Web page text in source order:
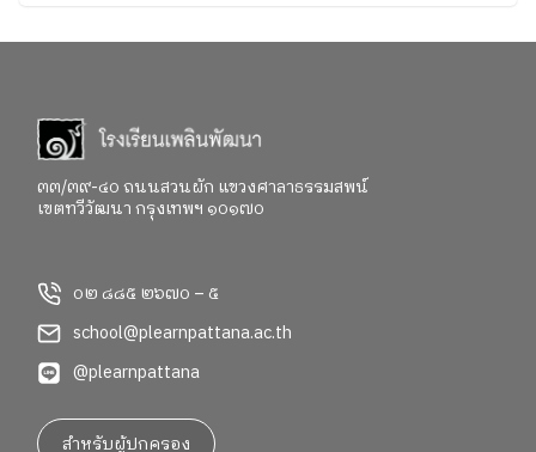
๓๓/๓๙-๔๐ ถนนสวนผัก แขวงศาลาธรรมสพน์
เขตทวีวัฒนา กรุงเทพฯ ๑๐๑๗๐
๐๒ ๘๘๕ ๒๖๗๐ – ๕
school@plearnpattana.ac.th
@plearnpattana
สำหรับผู้ปกครอง